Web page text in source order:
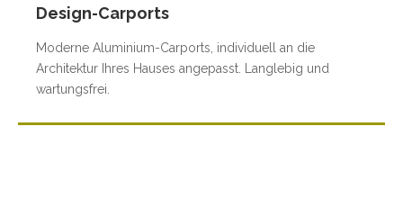
Design-Carports
Moderne Aluminium-Carports, individuell an die
Architektur Ihres Hauses angepasst. Langlebig und
wartungsfrei.